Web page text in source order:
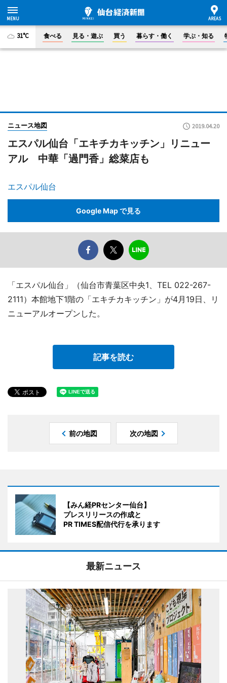
31°C 食べる 見る・遊ぶ 買う 暮らす・働く 学ぶ・知る
ニュース地図 2019.04.20
エスパル仙台「エキチカキッチン」リニュー
アル 中華「過門香」総菜店も
エスパル仙台
Google Map で見る
「エスパル仙台」（仙台市青葉区中央1、TEL 022-267-
2111）本館地下1階の「エキチカキッチン」が4月19日、リ
ニューアルオープンした。
記事を読む
前の地図 次の地図
【みん経PRセンター仙台】
プレスリリースの作成と
PR TIMES配信代行を承ります
最新ニュース